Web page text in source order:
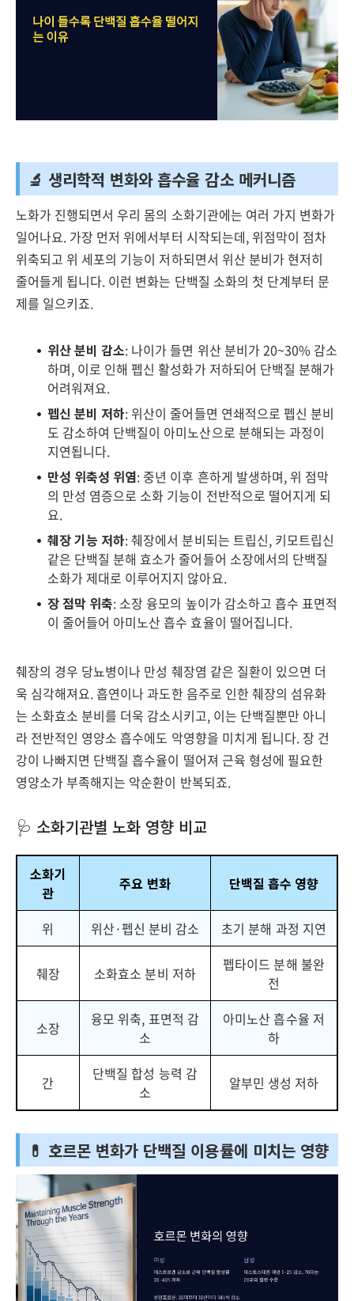
🔬 생리학적 변화와 흡수율 감소 메커니즘
노화가 진행되면서 우리 몸의 소화기관에는 여러 가지 변화가
일어나요. 가장 먼저 위에서부터 시작되는데, 위점막이 점차
위축되고 위 세포의 기능이 저하되면서 위산 분비가 현저히
줄어들게 됩니다. 이런 변화는 단백질 소화의 첫 단계부터 문
제를 일으키죠.
위산 분비 감소: 나이가 들면 위산 분비가 20~30% 감소
하며, 이로 인해 펩신 활성화가 저하되어 단백질 분해가
어려워져요.
펩신 분비 저하: 위산이 줄어들면 연쇄적으로 펩신 분비
도 감소하여 단백질이 아미노산으로 분해되는 과정이
지연됩니다.
만성 위축성 위염: 중년 이후 흔하게 발생하며, 위 점막
의 만성 염증으로 소화 기능이 전반적으로 떨어지게 되
요.
췌장 기능 저하: 췌장에서 분비되는 트립신, 키모트립신
같은 단백질 분해 효소가 줄어들어 소장에서의 단백질
소화가 제대로 이루어지지 않아요.
장 점막 위축: 소장 융모의 높이가 감소하고 흡수 표면적
이 줄어들어 아미노산 흡수 효율이 떨어집니다.
췌장의 경우 당뇨병이나 만성 췌장염 같은 질환이 있으면 더
욱 심각해져요. 흡연이나 과도한 음주로 인한 췌장의 섬유화
는 소화효소 분비를 더욱 감소시키고, 이는 단백질뿐만 아니
라 전반적인 영양소 흡수에도 악영향을 미치게 됩니다. 장 건
강이 나빠지면 단백질 흡수율이 떨어져 근육 형성에 필요한
영양소가 부족해지는 악순환이 반복되죠.
🩺 소화기관별 노화 영향 비교
소화기
관
주요 변화 단백질 흡수 영향
위 위산·펩신 분비 감소 초기 분해 과정 지연
췌장 소화효소 분비 저하
펩타이드 분해 불완
전
소장
융모 위축, 표면적 감
소
아미노산 흡수율 저
하
간
단백질 합성 능력 감
소
알부민 생성 저하
💊 호르몬 변화가 단백질 이용률에 미치는 영향